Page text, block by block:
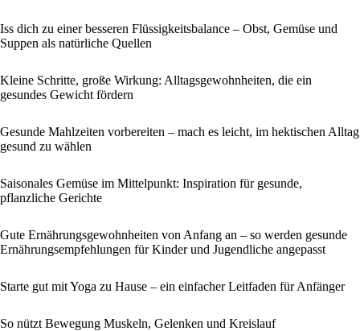
Iss dich zu einer besseren Flüssigkeitsbalance – Obst, Gemüse und
Suppen als natürliche Quellen
Kleine Schritte, große Wirkung: Alltagsgewohnheiten, die ein
gesundes Gewicht fördern
Gesunde Mahlzeiten vorbereiten – mach es leicht, im hektischen Alltag
gesund zu wählen
Saisonales Gemüse im Mittelpunkt: Inspiration für gesunde,
pflanzliche Gerichte
Gute Ernährungsgewohnheiten von Anfang an – so werden gesunde
Ernährungsempfehlungen für Kinder und Jugendliche angepasst
Starte gut mit Yoga zu Hause – ein einfacher Leitfaden für Anfänger
So nützt Bewegung Muskeln, Gelenken und Kreislauf